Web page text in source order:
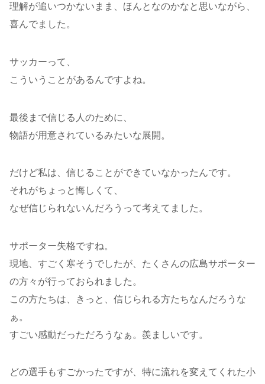
理解が追いつかないまま、ほんとなのかなと思いながら、
喜んでました。
サッカーって、
こういうことがあるんですよね。
最後まで信じる人のために、
物語が用意されているみたいな展開。
だけど私は、信じることができていなかったんです。
それがちょっと悔しくて、
なぜ信じられないんだろうって考えてました。
サポーター失格ですね。
現地、すごく寒そうでしたが、たくさんの広島サポーター
の方々が行っておられました。
この方たちは、きっと、信じられる方たちなんだろうな
ぁ。
すごい感動だっただろうなぁ。羨ましいです。
どの選手もすごかったですが、特に流れを変えてくれた小